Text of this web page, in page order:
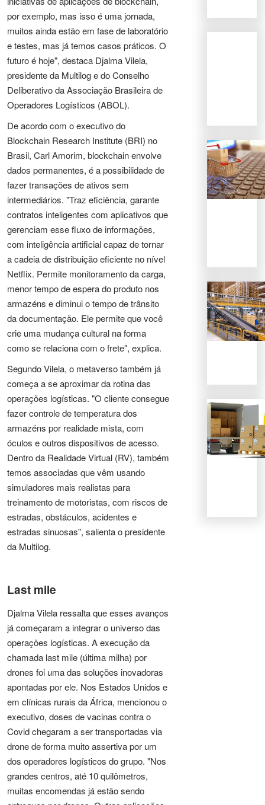
por exemplo, mas isso é uma jornada,
muitos ainda estão em fase de laboratório
e testes, mas já temos casos práticos. O
futuro é hoje", destaca Djalma Vilela,
presidente da Multilog e do Conselho
Deliberativo da Associação Brasileira de
Operadores Logísticos (ABOL).
De acordo com o executivo do
Blockchain Research Institute (BRI) no
Brasil, Carl Amorim, blockchain envolve
dados permanentes, é a possibilidade de
fazer transações de ativos sem
intermediários. "Traz eficiência, garante
contratos inteligentes com aplicativos que
gerenciam esse fluxo de informações,
com inteligência artificial capaz de tornar
a cadeia de distribuição eficiente no nível
Netflix. Permite monitoramento da carga,
menor tempo de espera do produto nos
armazéns e diminui o tempo de trânsito
da documentação. Ele permite que você
crie uma mudança cultural na forma
como se relaciona com o frete", explica.
Segundo Vilela, o metaverso também já
começa a se aproximar da rotina das
operações logísticas. "O cliente consegue
fazer controle de temperatura dos
armazéns por realidade mista, com
óculos e outros dispositivos de acesso.
Dentro da Realidade Virtual (RV), também
temos associadas que vêm usando
simuladores mais realistas para
treinamento de motoristas, com riscos de
estradas, obstáculos, acidentes e
estradas sinuosas", salienta o presidente
da Multilog.
Last mile
Djalma Vilela ressalta que esses avanços
já começaram a integrar o universo das
operações logísticas. A execução da
chamada last mile (última milha) por
drones foi uma das soluções inovadoras
apontadas por ele. Nos Estados Unidos e
em clínicas rurais da África, mencionou o
executivo, doses de vacinas contra o
Covid chegaram a ser transportadas via
drone de forma muito assertiva por um
dos operadores logísticos do grupo. "Nos
grandes centros, até 10 quilômetros,
muitas encomendas já estão sendo